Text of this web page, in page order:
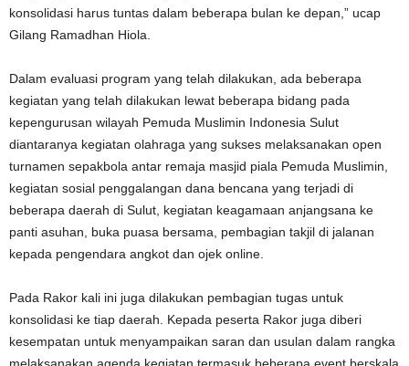
konsolidasi harus tuntas dalam beberapa bulan ke depan,” ucap
Gilang Ramadhan Hiola.
Dalam evaluasi program yang telah dilakukan, ada beberapa
kegiatan yang telah dilakukan lewat beberapa bidang pada
kepengurusan wilayah Pemuda Muslimin Indonesia Sulut
diantaranya kegiatan olahraga yang sukses melaksanakan open
turnamen sepakbola antar remaja masjid piala Pemuda Muslimin,
kegiatan sosial penggalangan dana bencana yang terjadi di
beberapa daerah di Sulut, kegiatan keagamaan anjangsana ke
panti asuhan, buka puasa bersama, pembagian takjil di jalanan
kepada pengendara angkot dan ojek online.
Pada Rakor kali ini juga dilakukan pembagian tugas untuk
konsolidasi ke tiap daerah. Kepada peserta Rakor juga diberi
kesempatan untuk menyampaikan saran dan usulan dalam rangka